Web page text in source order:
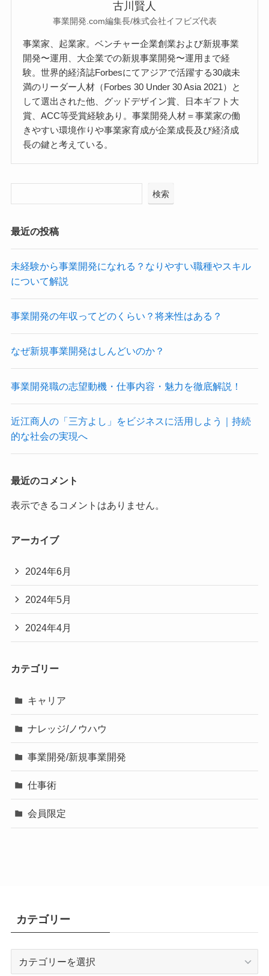
古川賢人
事業開発.com編集長/株式会社イフビズ代表
事業家、起業家。ベンチャー企業創業および新規事業
開発〜運用、大企業での新規事業開発〜運用まで経
験。世界的経済誌Forbesにてアジアで活躍する30歳未
満のリーダー人材（Forbes 30 Under 30 Asia 2021）と
して選出された他、グッドデザイン賞、日本ギフト大
賞、ACC等受賞経験あり。事業開発人材＝事業家の働
きやすい環境作りや事業家育成が企業成長及び経済成
長の鍵と考えている。
検索
最近の投稿
未経験から事業開発になれる？なりやすい職種やスキル
について解説
事業開発の年収ってどのくらい？将来性はある？
なぜ新規事業開発はしんどいのか？
事業開発職の志望動機・仕事内容・魅力を徹底解説！
近江商人の「三方よし」をビジネスに活用しよう｜持続
的な社会の実現へ
最近のコメント
表示できるコメントはありません。
アーカイブ
2024年6月
2024年5月
2024年4月
カテゴリー
キャリア
ナレッジ/ノウハウ
事業開発/新規事業開発
仕事術
会員限定
カテゴリー